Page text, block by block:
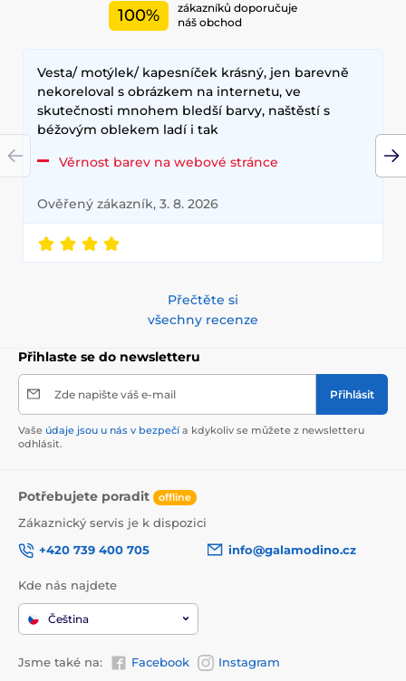
100%
zákazníků doporučuje
náš obchod
Vesta/ motýlek/ kapesníček krásný, jen barevně
nekoreloval s obrázkem na internetu, ve
skutečnosti mnohem bledší barvy, naštěstí s
béžovým oblekem ladí i tak
Věrnost barev na webové stránce
Ověřený zákazník, 3. 8. 2026
Přečtěte si
všechny recenze
Přihlaste se do newsletteru
Zde napište váš e-mail Přihlásit
Vaše údaje jsou u nás v bezpečí a kdykoliv se můžete z newsletteru
odhlásit.
Potřebujete poradit offline
Zákaznický servis je k dispozici
+420 739 400 705
info@galamodino.cz
Kde nás najdete
Čeština
Jsme také na: Facebook Instagram